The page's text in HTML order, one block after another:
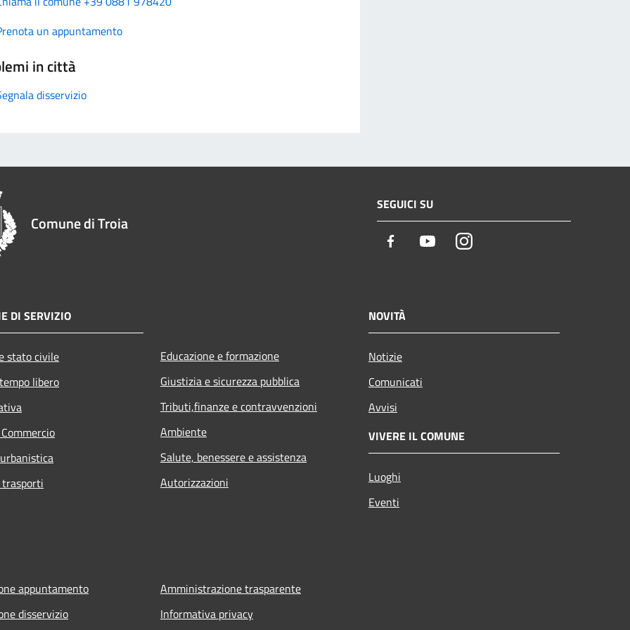
un appuntamento
in città
disservizio
Comune di Troia
SEGUICI SU
Facebook YoutubeInstagram
DI SERVIZIO
stato civile
libero
Educazione e formazione
Giustizia e sicurezza pubblica
Tributi,finanze e contravvenzioni
Ambiente
Salute, benessere e assistenza
Autorizzazioni
NOVITÀ
Notizie
Comunicati
Avvisi
VIVERE IL COMUNE
Luoghi
Eventi
appuntamento
disservizio
Amministrazione trasparente
Informativa privacy